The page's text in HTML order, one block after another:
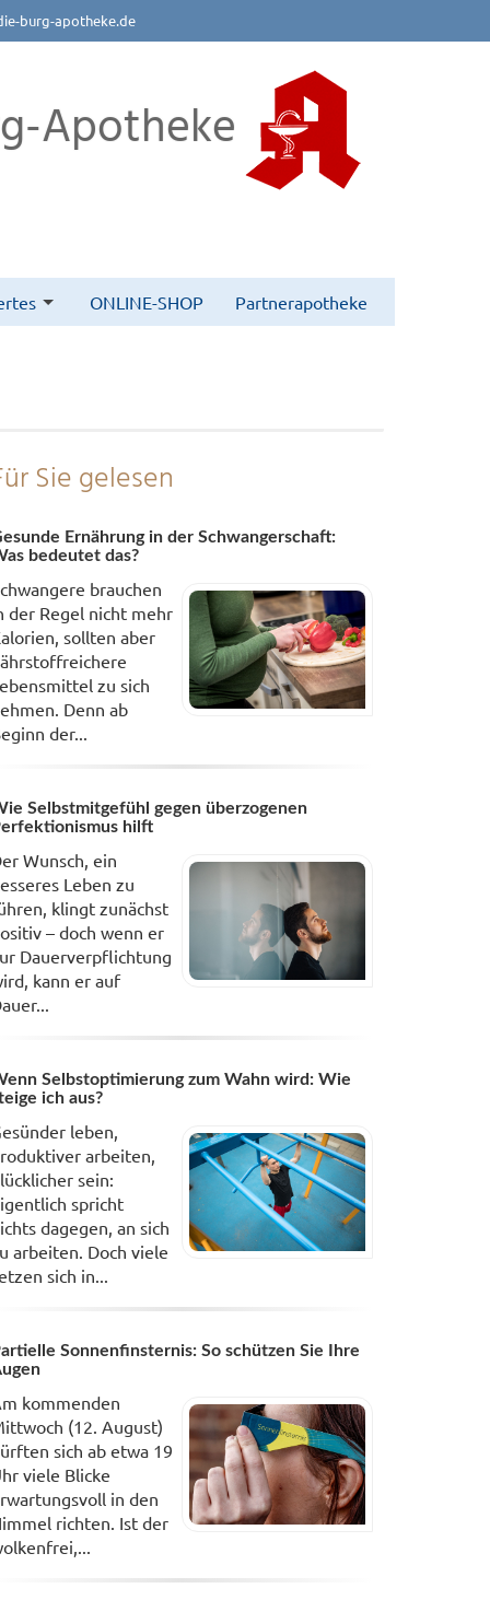
burg-apotheke.de
Apotheke
ONLINE-SHOP Partnerapotheke
Sie gelesen
Ernährung in der Schwangerschaft:
bedeutet das?
brauchen
der Regel nicht mehr
sollten aber
zu sich
Denn ab
der...
Selbstmitgefühl gegen überzogenen
hilft
Wunsch, ein
Leben zu
klingt zunächst
– doch wenn er
Dauerverpflichtung
kann er auf
Selbstoptimierung zum Wahn wird: Wie
ich aus?
leben,
arbeiten,
sein:
spricht
dagegen, an sich
arbeiten. Doch viele
sich in...
Sonnenfinsternis: So schützen Sie Ihre
kommenden
(12. August)
sich ab etwa 19
viele Blicke
in den
richten. Ist der